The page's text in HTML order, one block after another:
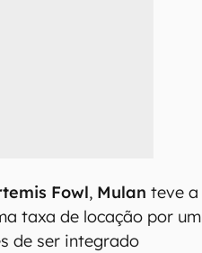
Fowl, Mulanteve a
taxa de locação por um
de ser integrado